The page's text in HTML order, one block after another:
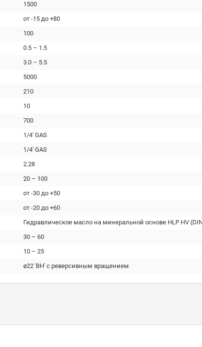
1500
от -15 до +80
100
0.5 – 1.5
3.0 – 5.5
5000
210
10
700
1/4' GAS
1/4' GAS
2.28
20 – 100
от -30 до +50
от -20 до +60
Гидравлическое масло на минеральной основе HLP HV
30 – 60
10 – 25
ø22 'ВН' с реверсивным вращением